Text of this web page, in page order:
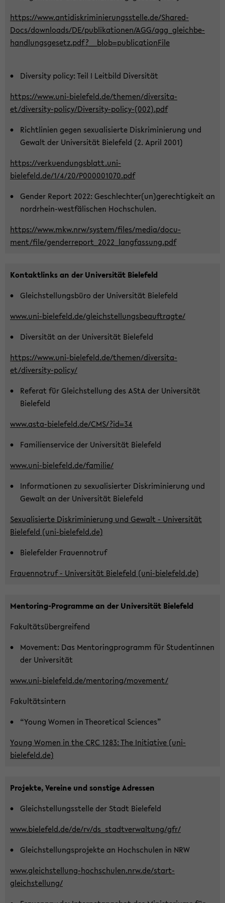
https://www.an­ti­dis­kri­mi­nie­rungs­stel­le.de/Shared­
Docs/down­loads/DE/pu­bli­ka­tio­nen/AGG/ag­g_­gleich­be­
hand­lungs­ge­setz.pdf?__b­lob=pu­bli­ca­ti­on­File
Di­ver­si­ty po­li­cy: Teil I Leit­bild Di­ver­si­tät
https://www.uni-​bielefeld.de/the­men/di­ver­si­ta­
et/diversity-​policy/Diversity-​policy-(002).pdf
Richt­li­ni­en gegen se­xua­li­sier­te Dis­kri­mi­nie­rung und
Ge­walt der Uni­ver­si­tät Bie­le­feld (2. April 2001)
https://ver­ku­en­dungs­blatt.uni-​
bielefeld.de/1/4/20/P000001070.pdf
Gen­der Re­port 2022: Ge­schlech­ter(un)ge­rech­tig­keit an
nordrhein-​westfälischen Hoch­schu­len.
https://www.mkw.nrw/sys­tem/files/media/do­cu­
ment/file/genderreport_2022_langfassung.pdf
Kon­takt­links an der Uni­ver­si­tät Bie­le­feld
Gleich­stel­lungs­bü­ro der Uni­ver­si­tät Bie­le­feld
www.uni-​bielefeld.de/gleich­stel­lungs­be­auf­trag­te/
Di­ver­si­tät an der Uni­ver­si­tät Bie­le­feld
https://www.uni-​bielefeld.de/the­men/di­ver­si­ta­
et/diversity-​policy/
Re­fe­rat für Gleich­stel­lung des AStA der Uni­ver­si­tät
Bie­le­feld
www.asta-​bielefeld.de/CMS/?id=34
Fa­mi­li­en­ser­vice der Uni­ver­si­tät Bie­le­feld
www.uni-​bielefeld.de/fa­mi­lie/
In­for­ma­tio­nen zu se­xua­li­sier­ter Dis­kri­mi­nie­rung und
Ge­walt an der Uni­ver­si­tät Bie­le­feld
Se­xua­li­sier­te Dis­kri­mi­nie­rung und Ge­walt - Uni­ver­si­tät
Bie­le­feld (uni-​bielefeld.de)
Bie­le­fel­der Frau­en­not­ruf
Frau­en­not­ruf - Uni­ver­si­tät Bie­le­feld (uni-​bielefeld.de)
Mentoring-​Programme an der Uni­ver­si­tät Bie­le­feld
Fa­kul­täts­über­grei­fend
Mo­vement: Das Men­to­ring­pro­gramm für Stu­den­tin­nen
der Uni­ver­si­tät
www.uni-​bielefeld.de/men­to­ring/mo­vement/
Fa­kul­täts­in­tern
“Young Women in Theo­re­ti­cal Sci­en­ces”
Young Women in the CRC 1283: The In­itia­ti­ve (uni-​
bielefeld.de)
Pro­jek­te, Ver­ei­ne und sons­ti­ge Adres­sen
Gleich­stel­lungs­stel­le der Stadt Bie­le­feld
www.bie­le­feld.de/de/rv/ds_­stadt­ver­wal­tung/gfr/
Gleich­stel­lungs­pro­jek­te an Hoch­schu­len in NRW
www.gleichstellung-​hochschulen.nrw.de/start-​
gleichstellung/